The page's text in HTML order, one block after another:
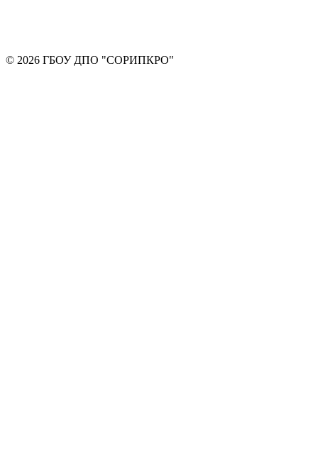
© 2026 ГБОУ ДПО "СОРИПКРО"